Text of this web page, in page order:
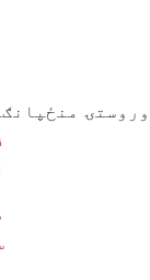
وروستۍ